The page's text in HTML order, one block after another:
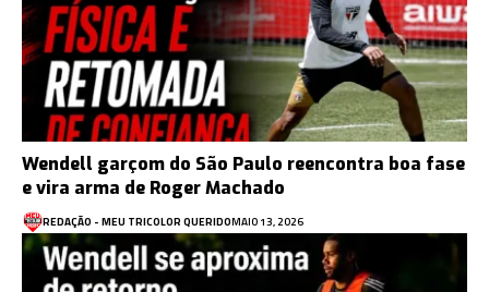
Wendell garçom do São Paulo reencontra boa fase
e vira arma de Roger Machado
REDAÇÃO - MEU TRICOLOR QUERIDOMAIO 13, 2026